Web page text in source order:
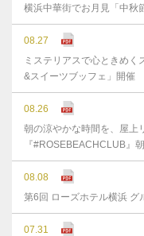
横浜中華街でお月見「中秋
08.27
ミステリアスで心ときめく
&スイーツブッフェ」開催
08.26
朝の涼やかな時間を、屋上
『#ROSEBEACHCLUB』
08.08
第6回 ローズホテル横浜 グ
07.31